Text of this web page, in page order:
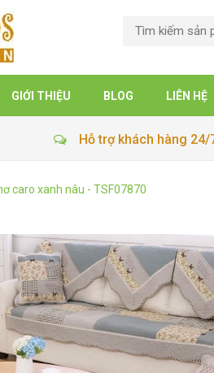
GIỚI THIỆU BLOG LIÊN HỆ
Hỗ trợ khách hàng 24/
caro xanh nâu - TSF07870